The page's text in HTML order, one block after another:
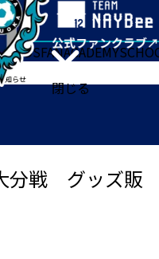
閉じる
FANACADEMY
知らせ
分戦 グッズ販